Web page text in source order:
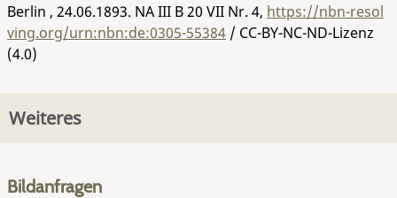
Berlin , 24.06.1893. NA III B 20 VII Nr. 4, https://nbn-resol
ving.org/urn:nbn:de:0305-55384 / CC-BY-NC-ND-Lizenz
(4.0)
Weiteres
Bildanfragen